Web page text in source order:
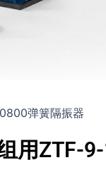
弹簧隔振器
用ZTF-